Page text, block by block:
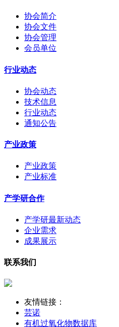
协会简介
协会文件
协会管理
会员单位
行业动态
协会动态
技术信息
行业动态
通知公告
产业政策
产业政策
产业标准
产学研合作
产学研最新动态
企业需求
成果展示
联系我们
友情链接：
芸诺
有机过氧化物数据库